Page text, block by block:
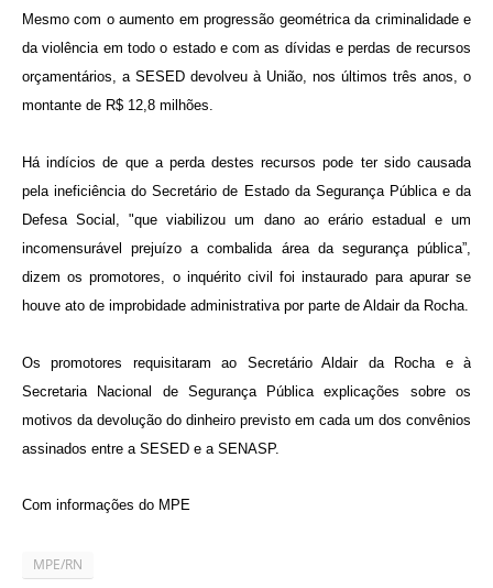
Mesmo com o aumento em progressão geométrica da criminalidade e
da violência em todo o estado e com as dívidas e perdas de recursos
orçamentários, a SESED devolveu à União, nos últimos três anos, o
montante de R$ 12,8 milhões.
Há indícios de que a perda destes recursos pode ter sido causada
pela ineficiência do Secretário de Estado da Segurança Pública e da
Defesa Social, "que viabilizou um dano ao erário estadual e um
incomensurável prejuízo a combalida área da segurança pública”,
dizem os promotores, o inquérito civil foi instaurado para apurar se
houve ato de improbidade administrativa por parte de Aldair da Rocha.
Os promotores requisitaram ao Secretário Aldair da Rocha e à
Secretaria Nacional de Segurança Pública explicações sobre os
motivos da devolução do dinheiro previsto em cada um dos convênios
assinados entre a SESED e a SENASP.
Com informações do MPE
MPE/RN